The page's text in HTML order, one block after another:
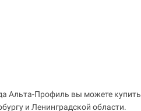
Альта-Профиль вы можете купить
и Ленинградской области.